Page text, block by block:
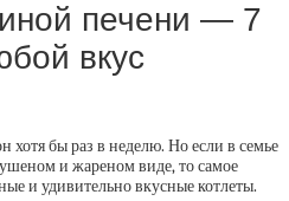
печени — 7
вкус
хотя бы раз в неделю. Но если в семье
и жареном виде, то самое
и удивительно вкусные котлеты.